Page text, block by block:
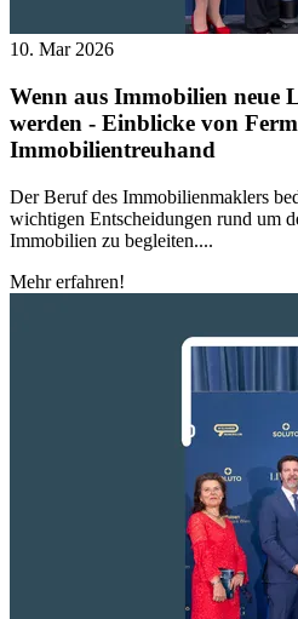
10. Mar 2026
Wenn aus Immobilien neue
werden - Einblicke von
Immobilientreuhand
Der Beruf des Immobilienmaklers
wichtigen Entscheidungen rund um
Immobilien zu begleiten....
Mehr erfahren!